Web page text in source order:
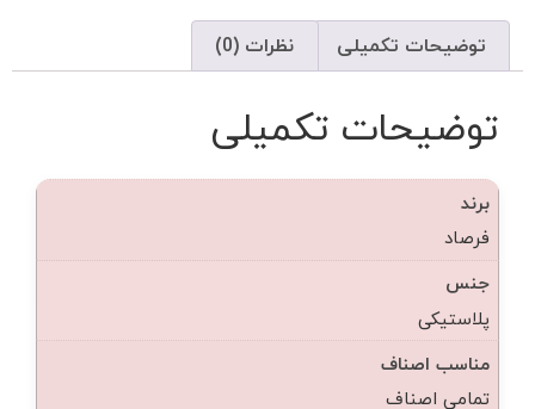
توضیحات تکمیلی نظرات (0)
توضیحات تکمیلی
برند
فرصاد
جنس
پلاستیکی
مناسب اصناف
تمامی اصناف